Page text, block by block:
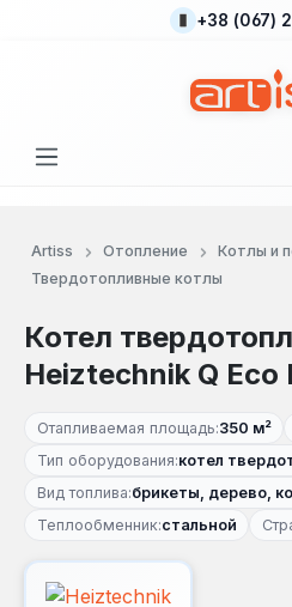
Перейти к основному+38 (067)
Artiss Отопление
Котлы и
Твердотопливные котлы
Котел
Heiztechnik Q Eco
Отапливаемая площадь:350 м²
Тип оборудования:котел
Вид топлива:брикеты, дерево,
Теплообменник:стальной